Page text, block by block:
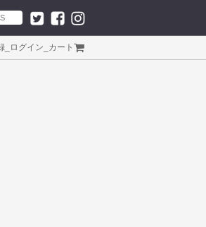
ログイン カート